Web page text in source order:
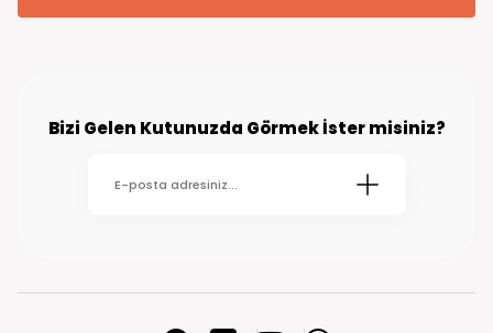
Bizi Gelen Kutunuzda Görmek İster misiniz?